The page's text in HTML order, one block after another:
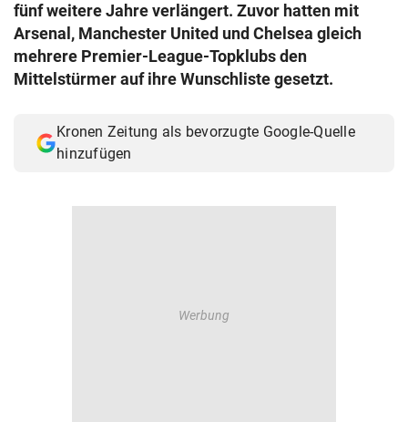
© Krone Multimedia GmbH & Co KG 2026
Muthgasse 2, 1190 Wien
fünf weitere Jahre verlängert. Zuvor hatten mit
Arsenal, Manchester United und Chelsea gleich
mehrere Premier-League-Topklubs den
Mittelstürmer auf ihre Wunschliste gesetzt.
Kronen Zeitung als bevorzugte Google-Quelle
hinzufügen